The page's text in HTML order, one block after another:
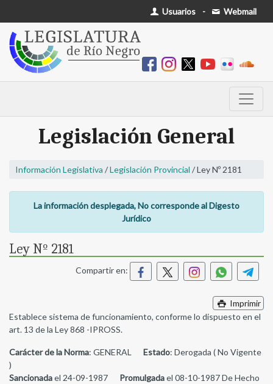
Usuarios - Webmail
Legislación General
Información Legislativa /Legislación Provincial / Ley Nº 2181
La información desplegada, No corresponde al Digesto
Jurídico
Ley Nº 2181
Compartir en:
Imprimir
Establece sistema de funcionamiento, conforme lo dispuesto en el
art. 13 de la Ley 868 -IPROSS.
Carácter de la Norma: GENERAL Estado: Derogada ( No Vigente
)
Sancionadael 24-09-1987 Promulgadael 08-10-1987 De Hecho